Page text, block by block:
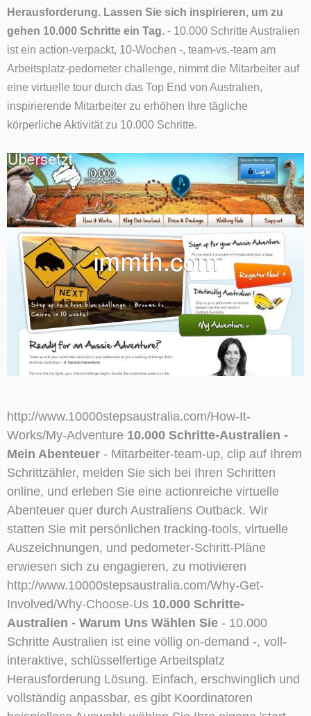
Herausforderung. Lassen Sie sich inspirieren, um zu
gehen 10.000 Schritte ein Tag. - 10.000 Schritte Australien
ist ein action-verpackt, 10-Wochen -, team-vs.-team am
Arbeitsplatz-pedometer challenge, nimmt die Mitarbeiter auf
eine virtuelle tour durch das Top End von Australien,
inspirierende Mitarbeiter zu erhöhen Ihre tägliche
körperliche Aktivität zu 10.000 Schritte.
http://www.10000stepsaustralia.com/How-It-
Works/My-Adventure 10.000 Schritte-Australien -
Mein Abenteuer - Mitarbeiter-team-up, clip auf Ihrem
Schrittzähler, melden Sie sich bei Ihren Schritten
online, und erleben Sie eine actionreiche virtuelle
Abenteuer quer durch Australiens Outback. Wir
statten Sie mit persönlichen tracking-tools, virtuelle
Auszeichnungen, und pedometer-Schritt-Pläne
erwiesen sich zu engagieren, zu motivieren
http://www.10000stepsaustralia.com/Why-Get-
Involved/Why-Choose-Us 10.000 Schritte-
Australien - Warum Uns Wählen Sie - 10.000
Schritte Australien ist eine völlig on-demand -, voll-
interaktive, schlüsselfertige Arbeitsplatz
Herausforderung Lösung. Einfach, erschwinglich und
vollständig anpassbar, es gibt Koordinatoren